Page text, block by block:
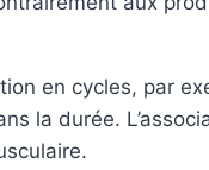
en cycles, par
la durée.